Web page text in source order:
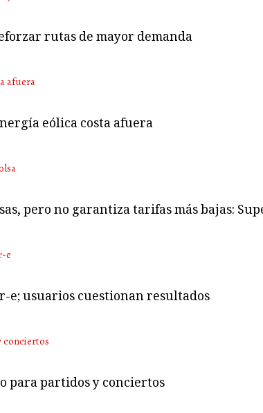
rutas de mayor demanda
eólica costa afuera
pero no garantiza tarifas más bajas:
e; usuarios cuestionan resultados
para partidos y conciertos